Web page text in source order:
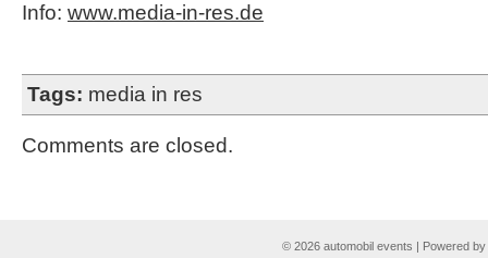
Info: www.media-in-res.de
Tags: media in res
Comments are closed.
© 2026 automobil events | Powered by